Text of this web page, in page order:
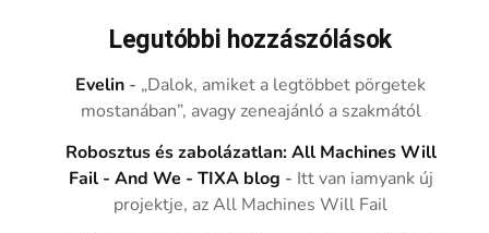
Legutóbbi hozzászólások
Evelin - „Dalok, amiket a legtöbbet pörgetek
mostanában”, avagy zeneajánló a szakmától
Robosztus és zabolázatlan: All Machines Will
Fail - And We - TIXA blog - Itt van iamyank új
projektje, az All Machines Will Fail